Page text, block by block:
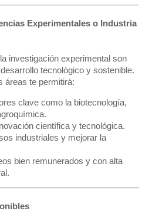
Experimentales o Industria
investigación experimental son
tecnológico y sostenible.
áreas te permitirá:
clave como la biotecnología,
científica y tecnológica.
industriales y mejorar la
bien remunerados y con alta